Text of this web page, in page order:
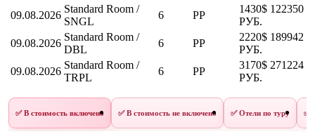
09.08.2026
Standard Room /
SNGL
6 PP
1430$ 122350
РУБ.
09.08.2026
Standard Room /
DBL
6 PP
2220$ 189942
РУБ.
09.08.2026
Standard Room /
TRPL
6 PP
3170$ 271224
РУБ.
✅ В стоимость включено ✅ В стоимость не включено ✅ Отели по туру ✅